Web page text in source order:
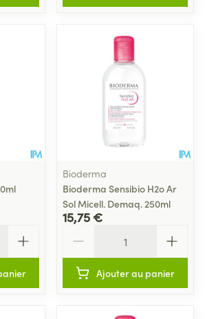
Bioderma
Bioderma Sensibio H2o Ar
Sol Micell. Demaq. 250ml
15,75 €
Ajouter au panier